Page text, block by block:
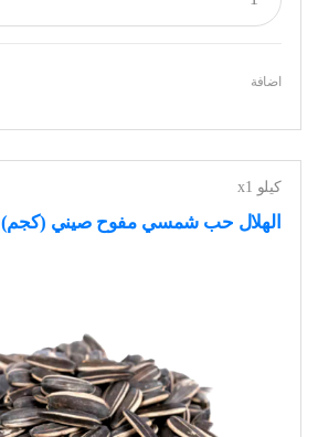
اضافة
كيلو x1
الهلال حب شمسي مفوح صيني (كجم)